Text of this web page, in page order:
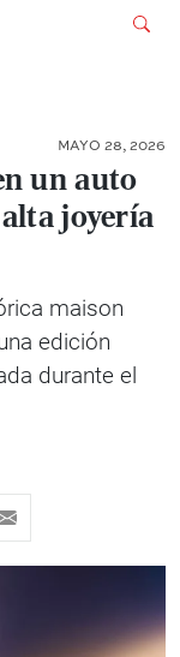
MAYO 28, 2026
un auto
joyería
maison
edición
durante el